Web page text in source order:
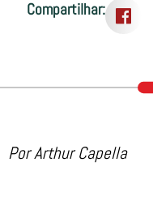
Compartilhar:
Por Arthur Capella